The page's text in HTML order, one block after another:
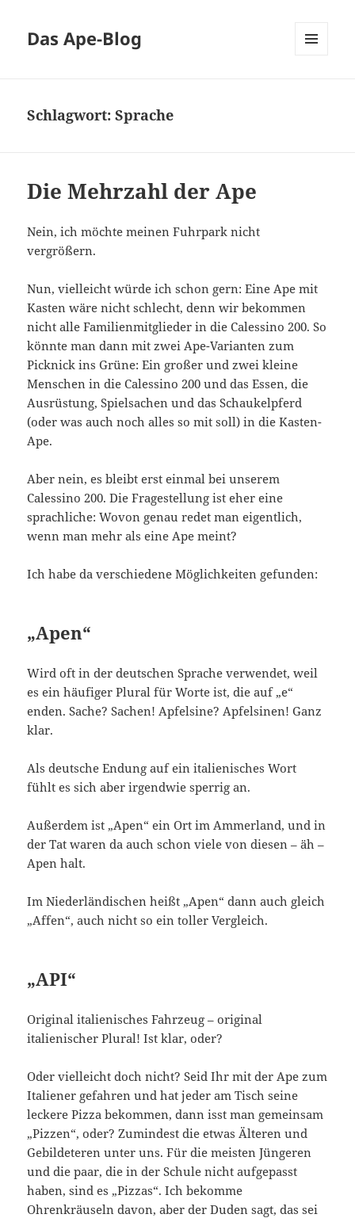
Das Ape-Blog
Schlagwort:Sprache
Die Mehrzahl der Ape
Nein, ich möchte meinen Fuhrpark nicht
vergrößern.
Nun, vielleicht würde ich schon gern: Eine Ape mit
Kasten wäre nicht schlecht, denn wir bekommen
nicht alle Familienmitglieder in die Calessino 200. So
könnte man dann mit zwei Ape-Varianten zum
Picknick ins Grüne: Ein großer und zwei kleine
Menschen in die Calessino 200 und das Essen, die
Ausrüstung, Spielsachen und das Schaukelpferd
(oder was auch noch alles so mit soll) in die Kasten-
Ape.
Aber nein, es bleibt erst einmal bei unserem
Calessino 200. Die Fragestellung ist eher eine
sprachliche: Wovon genau redet man eigentlich,
wenn man mehr als eine Ape meint?
Ich habe da verschiedene Möglichkeiten gefunden:
„Apen“
Wird oft in der deutschen Sprache verwendet, weil
es ein häufiger Plural für Worte ist, die auf „e“
enden. Sache? Sachen! Apfelsine? Apfelsinen! Ganz
klar.
Als deutsche Endung auf ein italienisches Wort
fühlt es sich aber irgendwie sperrig an.
Außerdem ist „Apen“ ein Ort im Ammerland, und in
der Tat waren da auch schon viele von diesen – äh –
Apen halt.
Im Niederländischen heißt „Apen“ dann auch gleich
„Affen“, auch nicht so ein toller Vergleich.
„API“
Original italienisches Fahrzeug – original
italienischer Plural! Ist klar, oder?
Oder vielleicht doch nicht? Seid Ihr mit der Ape zum
Italiener gefahren und hat jeder am Tisch seine
leckere Pizza bekommen, dann isst man gemeinsam
„Pizzen“, oder? Zumindest die etwas Älteren und
Gebildeteren unter uns. Für die meisten Jüngeren
und die paar, die in der Schule nicht aufgepasst
haben, sind es „Pizzas“. Ich bekomme
Ohrenkräuseln davon, aber der Duden sagt, das sei